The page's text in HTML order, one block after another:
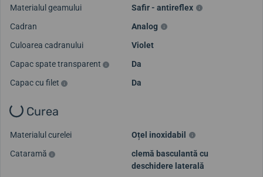
Materialul geamului
Safir - antireflex
Cadran
Analog
Culoarea cadranului
Violet
Capac spate transparent
Da
Capac cu filet
Da
Curea
Materialul curelei
Oțel inoxidabil
Cataramă
clemă basculantă cu
deschidere laterală